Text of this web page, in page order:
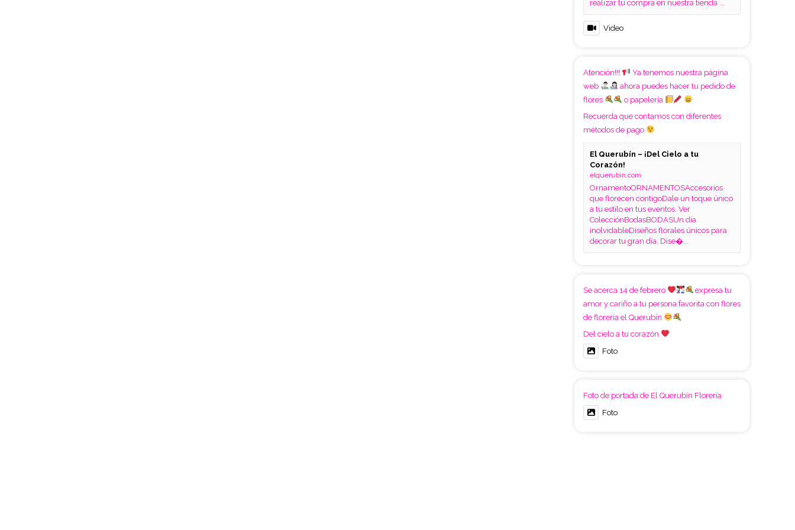
realizar tu compra en nuestra tienda ...
Video
Atención!!!
Ya tenemos nuestra página
web
ahora puedes hacer tu pedido de
flores
o papelería
Recuerda que contamos con diferentes
métodos de pago
El Querubín – ¡Del Cielo a tu
Corazón!
elquerubin.com
OrnamentoORNAMENTOSAccesorios
que florecen contigoDale un toque único
a tu estilo en tus eventos. Ver
ColecciónBodasBODASUn día
inolvidableDiseños florales únicos para
decorar tu gran día. Dise�...
Se acerca 14 de febrero
expresa tu
amor y cariño a tu persona favorita con flores
de floreria el Querubín
Del cielo a tu corazón
Foto
Foto de portada de El Querubín Florería
Foto